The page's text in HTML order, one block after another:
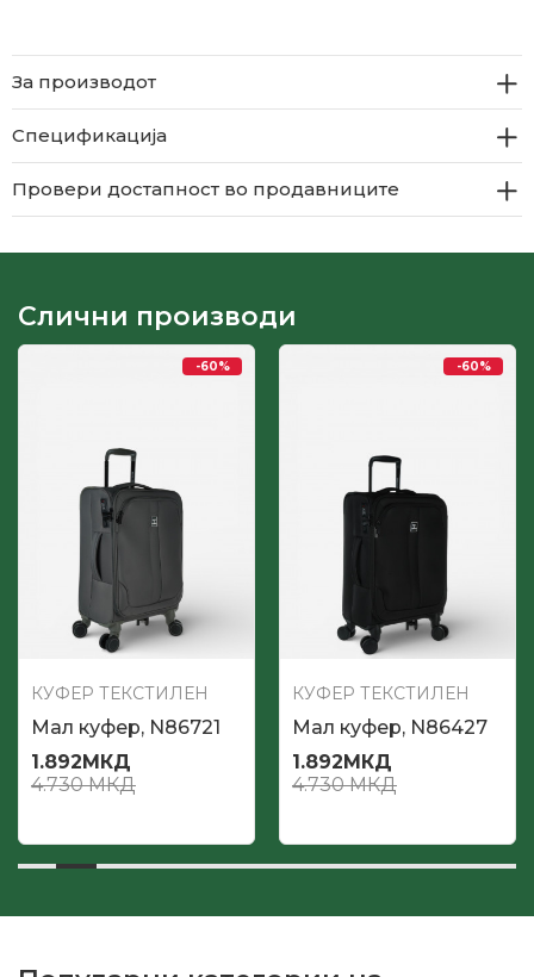
За производот
Спецификација
Провери достапност во продавниците
Слични производи
-60%
КУФЕР ТЕКСТИЛЕН
Мал куфер, N86721
1.892МКД
4.730МКД
-60%
КУФЕР ТЕКСТИЛЕН
Мал куфер, N86427
1.892МКД
4.730МКД